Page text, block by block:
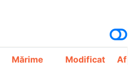
Mărime
Modificat